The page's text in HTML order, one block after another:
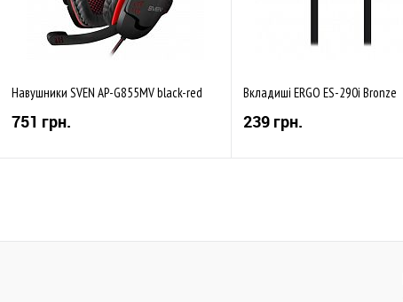
Навушники SVEN AP-G855MV black-red
751 грн.
Вкладиші ERGO ES-290i Bronze
239 грн.